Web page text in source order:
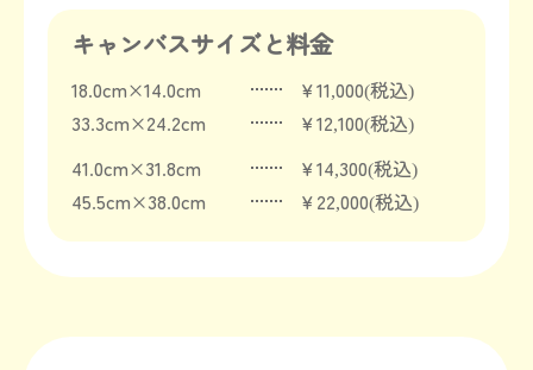
キャンバスサイズと料金
18.0cm×14.0cm
￥11,000(税込)
33.3cm×24.2cm
￥12,100(税込)
41.0cm×31.8cm
￥14,300(税込)
45.5cm×38.0cm
￥22,000(税込)